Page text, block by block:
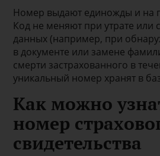
Номер выдают единожды и на
Код не меняют при утрате или
данных (например, при
в документе или замене
смерти застрахованного в
уникальный номер хранят в
Как можно
номер
свидетельства